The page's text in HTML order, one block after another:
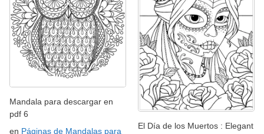
Mandala para descargar en
pdf 6
en Páginas de Mandalas para
El Día de los Muertos : Elegant